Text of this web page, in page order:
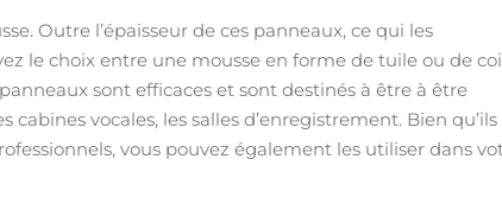
Outre l’épaisseur de ces panneaux, ce qui les
le choix entre une mousse en forme de tuile ou de
sont efficaces et sont destinés à être à être
vocales, les salles d’enregistrement. Bien qu’ils
vous pouvez également les utiliser dans